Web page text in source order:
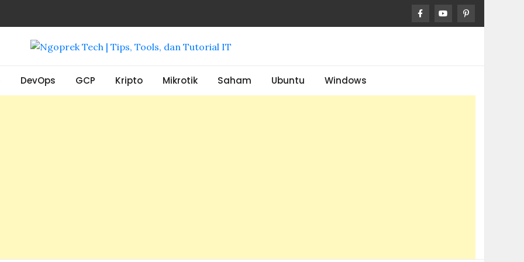
Tools, dan Tutorial IT
DevOps GCP Kripto Mikrotik Saham Ubuntu Windows